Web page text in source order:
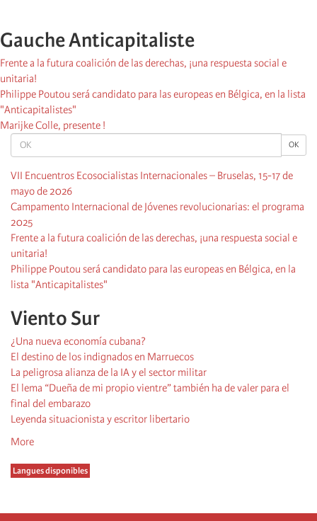
OK OK
VII Encuentros Ecosocialistas Internacionales – Bruselas, 15-17 de
mayo de 2026
Campamento Internacional de Jóvenes revolucionarias: el programa
2025
Frente a la futura coalición de las derechas, ¡una respuesta social e
unitaria!
Philippe Poutou será candidato para las europeas en Bélgica, en la
lista "Anticapitalistes"
Viento Sur
¿Una nueva economía cubana?
El destino de los indignados en Marruecos
La peligrosa alianza de la IA y el sector militar
El lema “Dueña de mi propio vientre” también ha de valer para el
final del embarazo
Leyenda situacionista y escritor libertario
More
Langues disponibles
Gauche Anticapitaliste
Frente a la futura coalición de las derechas, ¡una respuesta social e
unitaria!
Philippe Poutou será candidato para las europeas en Bélgica, en la lista
"Anticapitalistes"
Marijke Colle, presente !